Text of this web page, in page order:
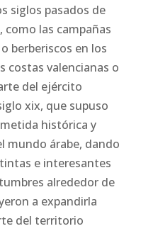
siglos pasados de
como las campañas
berberiscos en los
costas valencianas o
del ejército
xix, que supuso
histórica y
mundo árabe, dando
e interesantes
alrededor de
a expandirla
del territorio